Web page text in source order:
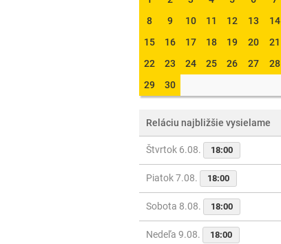
8
9 10 11 12 13
14
15
16 17 18 19 20
21
22
23 24 25 26 27
28
29
30
Reláciu najbližšie vysielame
Štvrtok 6.08. 18:00
Piatok 7.08. 18:00
Sobota 8.08. 18:00
Nedeľa 9.08. 18:00